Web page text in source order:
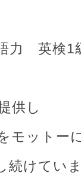
英検1
供し
モットー
続けてい